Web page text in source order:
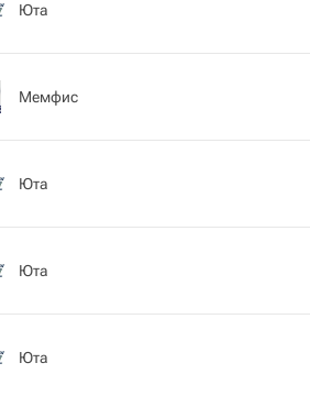
Юта
Мемфис
Юта
Юта
Юта